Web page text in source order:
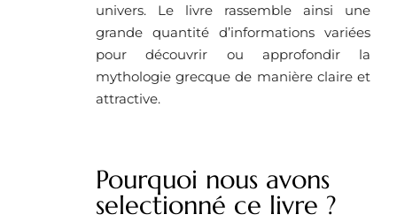
univers. Le livre rassemble ainsi une
grande quantité d’informations variées
pour découvrir ou approfondir la
mythologie grecque de manière claire et
attractive.
Pourquoi nous avons
selectionné ce livre ?